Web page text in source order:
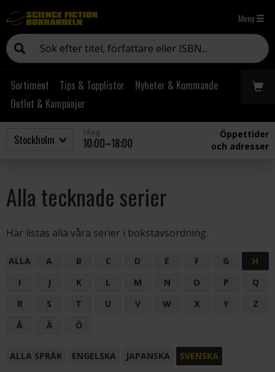
Meny
Sortiment Tips & Topplistor
Nyheter & Kommande
Outlet & Kampanjer
10:00–18:00
Öppettider
och adresser
Alla tecknade serier
Här listas alla våra serier i bokstavsordning.
ALLA A B C D E F G
H
I
J K L M N O P
Q
R
S T U V W X Y
Z
Å
Ä Ö
ALLA SPRÅK ENGELSKA JAPANSKA SVENSKA